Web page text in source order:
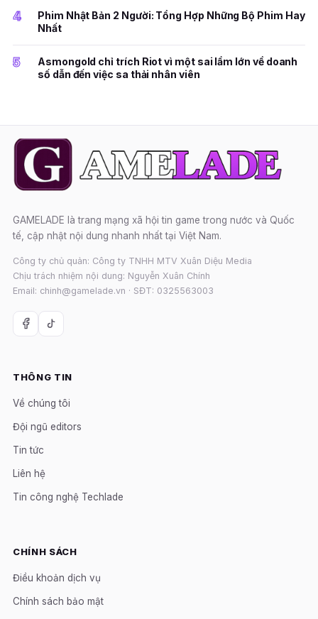
4
Phim Nhật Bản 2 Người: Tổng Hợp Những Bộ Phim Hay
Nhất
5
Asmongold chỉ trích Riot vì một sai lầm lớn về doanh
số dẫn đến việc sa thải nhân viên
GAMELADE là trang mạng xã hội tin game trong nước và Quốc
tế, cập nhật nội dung nhanh nhất tại Việt Nam.
Công ty chủ quản: Công ty TNHH MTV Xuân Diệu Media
Chịu trách nhiệm nội dung: Nguyễn Xuân Chính
Email: chinh@gamelade.vn · SĐT: 0325563003
THÔNG TIN
Về chúng tôi
Đội ngũ editors
Tin tức
Liên hệ
Tin công nghệ Techlade
CHÍNH SÁCH
Điều khoản dịch vụ
Chính sách bảo mật